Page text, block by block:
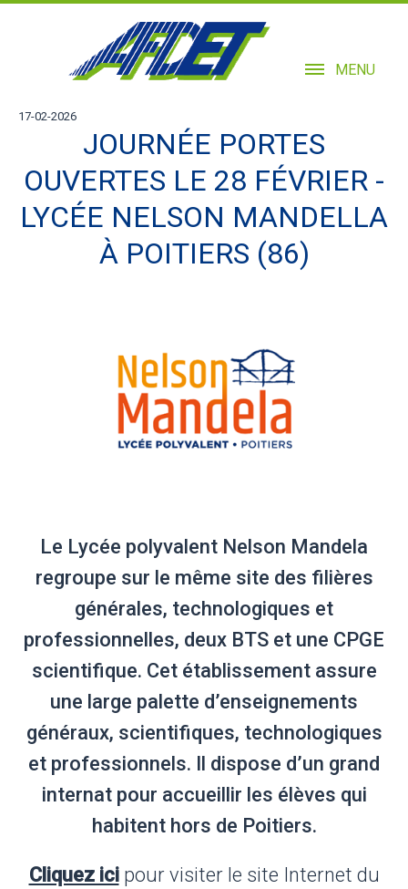
MENU
17-02-2026
JOURNÉE PORTES
OUVERTES LE 28 FÉVRIER -
LYCÉE NELSON MANDELLA
À POITIERS (86)
Le Lycée polyvalent Nelson Mandela
regroupe sur le même site des filières
générales, technologiques et
professionnelles, deux BTS et une CPGE
scientifique. Cet établissement assure
une large palette d’enseignements
généraux, scientifiques, technologiques
et professionnels. Il dispose d’un grand
internat pour accueillir les élèves qui
habitent hors de Poitiers.
Cliquez icipour visiter le site Internet du